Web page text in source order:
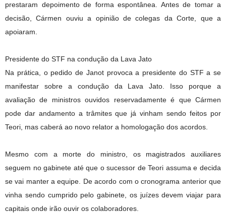
prestaram depoimento de forma espontânea. Antes de tomar a
decisão, Cármen ouviu a opinião de colegas da Corte, que a
apoiaram.
Presidente do STF na condução da Lava Jato
Na prática, o pedido de Janot provoca a presidente do STF a se
manifestar sobre a condução da Lava Jato. Isso porque a
avaliação de ministros ouvidos reservadamente é que Cármen
pode dar andamento a trâmites que já vinham sendo feitos por
Teori, mas caberá ao novo relator a homologação dos acordos.
Mesmo com a morte do ministro, os magistrados auxiliares
seguem no gabinete até que o sucessor de Teori assuma e decida
se vai manter a equipe. De acordo com o cronograma anterior que
vinha sendo cumprido pelo gabinete, os juízes devem viajar para
capitais onde irão ouvir os colaboradores.